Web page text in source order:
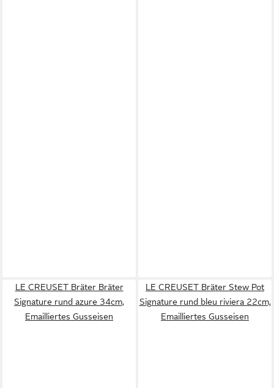
LE CREUSET Bräter Bräter
Signature rund azure 34cm,
Emailliertes Gusseisen
LE CREUSET Bräter Stew Pot
Signature rund bleu riviera 22cm,
Emailliertes Gusseisen